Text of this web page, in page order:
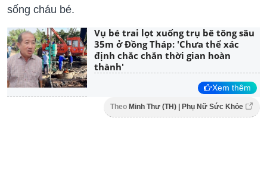
sống cháu bé.
Vụ bé trai lọt xuống trụ bê tông sâu
35m ở Đồng Tháp: 'Chưa thể xác
định chắc chắn thời gian hoàn
thành'
Xem thêm
Theo Minh Thư (TH) | Phụ Nữ Sức Khỏe